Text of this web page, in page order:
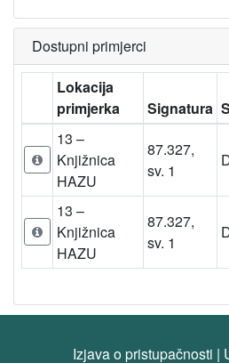
Dostupni primjerci
Lokacija
primjerka
Signatura
13 –
Knjižnica
HAZU
87.327,
sv. 1
13 –
Knjižnica
HAZU
87.327,
sv. 1
Izjava o pristupačnosti |